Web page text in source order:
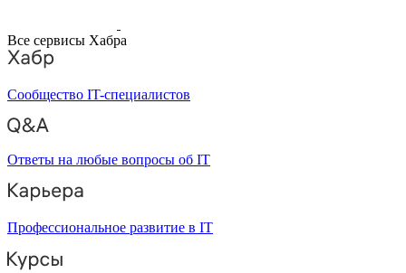
Все сервисы Хабра
Сообщество IT-специалистов
Ответы на любые вопросы об IT
Профессиональное развитие в IT